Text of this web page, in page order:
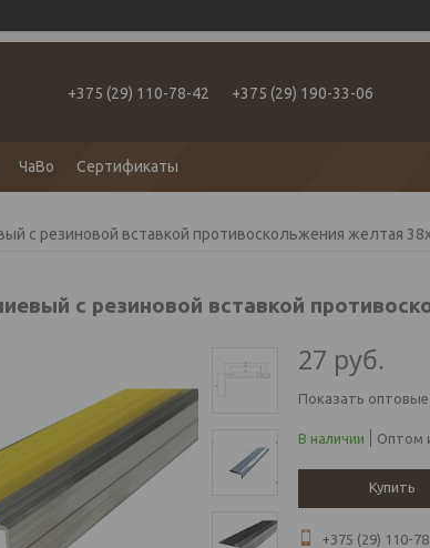
+375 (29) 110-78-42 +375 (29) 190-33-06
ЧаВо Сертификаты
с резиновой вставкой противоскольжения желтая
с резиновой вставкой
27 руб.
Показать
В наличии Оптом
Купить
+375 (29) 110-